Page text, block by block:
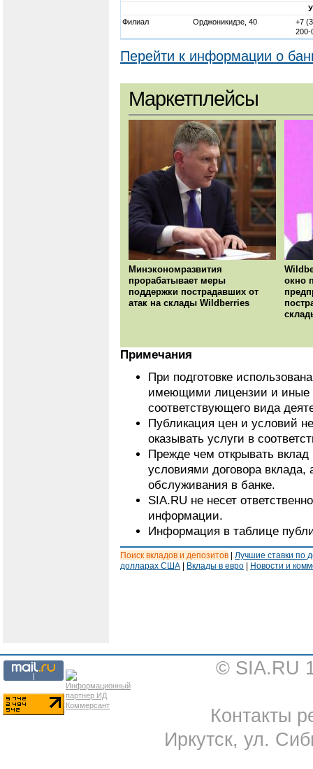
Филиал
Орджоникидзе, 40
+7
200-
Перейти к информации о
Маркетплейсы
Минэкономразвития
прорабатывает меры
поддержки пострадавших от
атак на склады Wildberries
окно
Примечания
При подготовке
имеющими лицензии и иные
соответствующего вида
Публикация цен и условий
оказывать услуги в
Прежде чем открывать вклад
условиями договора вклада,
обслуживания в банке.
SIA.RU не несет
информации.
Информация в таблице
Поиск вкладов и депозитов | Лучшие ставки по
долларах США | Вклады в евро | Новости и
© SIA.RU
Контакты
Иркутск, ул.